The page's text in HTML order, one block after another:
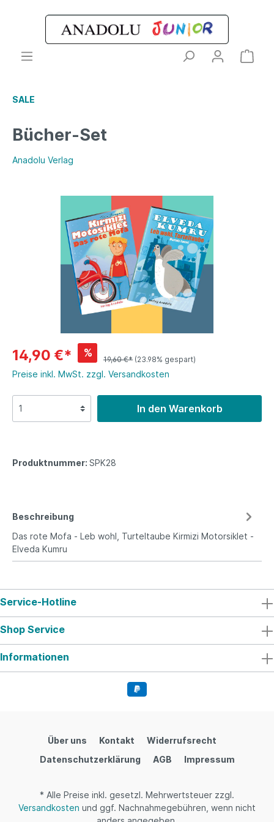
SALE
Bücher-Set
Anadolu Verlag
14,90 €* %
19,60 €* (23.98% gespart)
Preise inkl. MwSt. zzgl. Versandkosten
In den Warenkorb
Produktnummer: SPK28
Beschreibung
Das rote Mofa - Leb wohl, Turteltaube Kirmizi Motorsiklet -
Elveda Kumru
Service-Hotline
Shop Service
Informationen
Über uns Kontakt
Widerrufsrecht
Datenschutzerklärung
AGB Impressum
* Alle Preise inkl. gesetzl. Mehrwertsteuer zzgl.
Versandkosten und ggf. Nachnahmegebühren, wenn nicht